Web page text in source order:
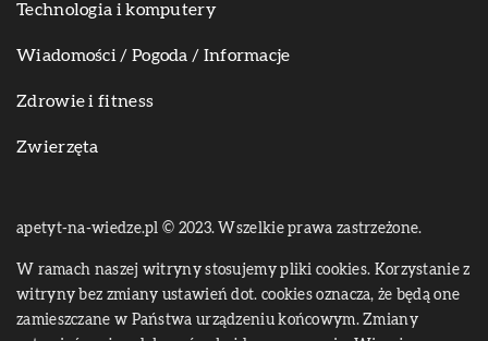
Technologia i komputery
Wiadomości / Pogoda / Informacje
Zdrowie i fitness
Zwierzęta
apetyt-na-wiedze.pl © 2023. Wszelkie prawa zastrzeżone.
W ramach naszej witryny stosujemy pliki cookies. Korzystanie z
witryny bez zmiany ustawień dot. cookies oznacza, że będą one
zamieszczane w Państwa urządzeniu końcowym. Zmiany